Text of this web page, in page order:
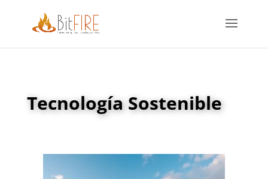
Tecnología Sostenible